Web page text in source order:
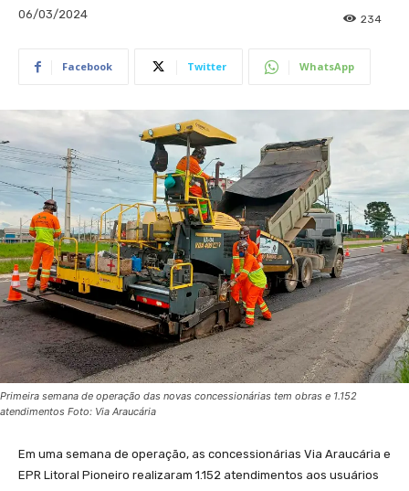
06/03/2024 234
Facebook Twitter WhatsApp
Primeira semana de operação das novas concessionárias tem obras e 1.152
atendimentos Foto: Via Araucária
Em uma semana de operação, as concessionárias Via Araucária e
EPR Litoral Pioneiro realizaram 1.152 atendimentos aos usuários